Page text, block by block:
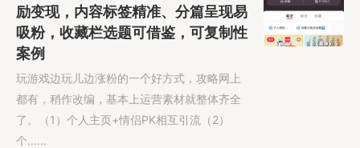
励变现，内容标签精准、分篇呈现易
吸粉，收藏栏选题可借鉴，可复制性
案例
玩游戏边玩儿边涨粉的一个好方式，攻略网上
都有，稍作改编，基本上运营素材就整体齐全
了。（1）个人主页+情侣PK相互引流（2）
个......